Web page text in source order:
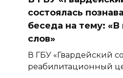
состоялась
беседа на тему:
слов»
В ГБУ «Гвардейский
реабилитационный